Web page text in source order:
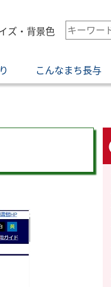
ズ・背景色
検
索
ー
ワ
こんなまち長与